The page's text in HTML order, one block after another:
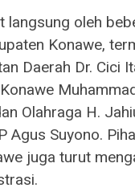
langsung oleh
Konawe,
Daerah Dr. Cici
Olahraga H.
Agus Suyono.
juga turut